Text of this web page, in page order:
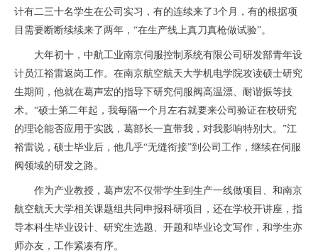
计有二三十名学生在公司实习，有的连续来了3个月，有的根据项
目需要断断续续来了两年，“在生产线上真刀真枪做试验”。
大年初十，中航工业南京伺服控制系统有限公司研发部青年设
计员江裕雷返岗工作。在南京航空航天大学机电学院攻读硕士研究
生期间，他就在葛声宏的指导下研究伺服阀高温漂、耐谐振等技
术。“硕士第二年起，我每隔一个月左右就要来公司验证在校研究
的理论能否应用于实践，葛部长一直带我，对我影响特别大。”江
裕雷说，硕士毕业后，他几乎“无缝衔接”到公司工作，继续在伺服
阀领域的研发之路。
作为产业教授，葛声宏不仅带学生到生产一线做项目、和南京
航空航天大学相关课题组共同申报科研项目，还在学校开讲座，指
导本科生毕业设计、研究生选题、开题和毕业论文写作，和学生亦
师亦友，工作紧凑有序。